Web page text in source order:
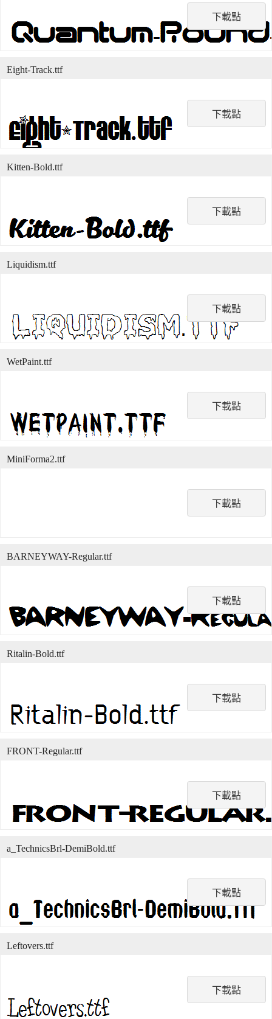
下載點
下載點
Eight-Track.ttf
下載點
Kitten-Bold.ttf
下載點
Liquidism.ttf
下載點
WetPaint.ttf
下載點
MiniForma2.ttf
下載點
BARNEYWAY-Regular.ttf
下載點
Ritalin-Bold.ttf
下載點
FRONT-Regular.ttf
下載點
a_TechnicsBrl-DemiBold.ttf
下載點
Leftovers.ttf